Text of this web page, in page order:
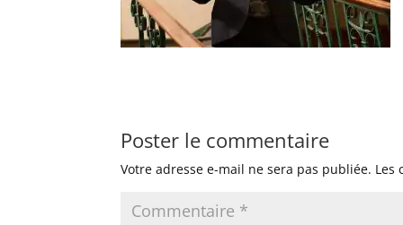
Poster le commentaire
Votre adresse e-mail ne sera pas publiée. Les